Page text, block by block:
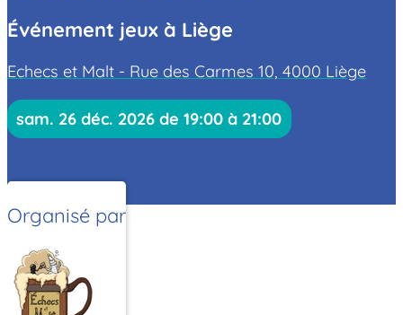
Événement jeux à Liège
Echecs et Malt - Rue des Carmes 10, 4000 Liège
sam. 26 déc. 2026 de 19:00 à 21:00
Organisé par